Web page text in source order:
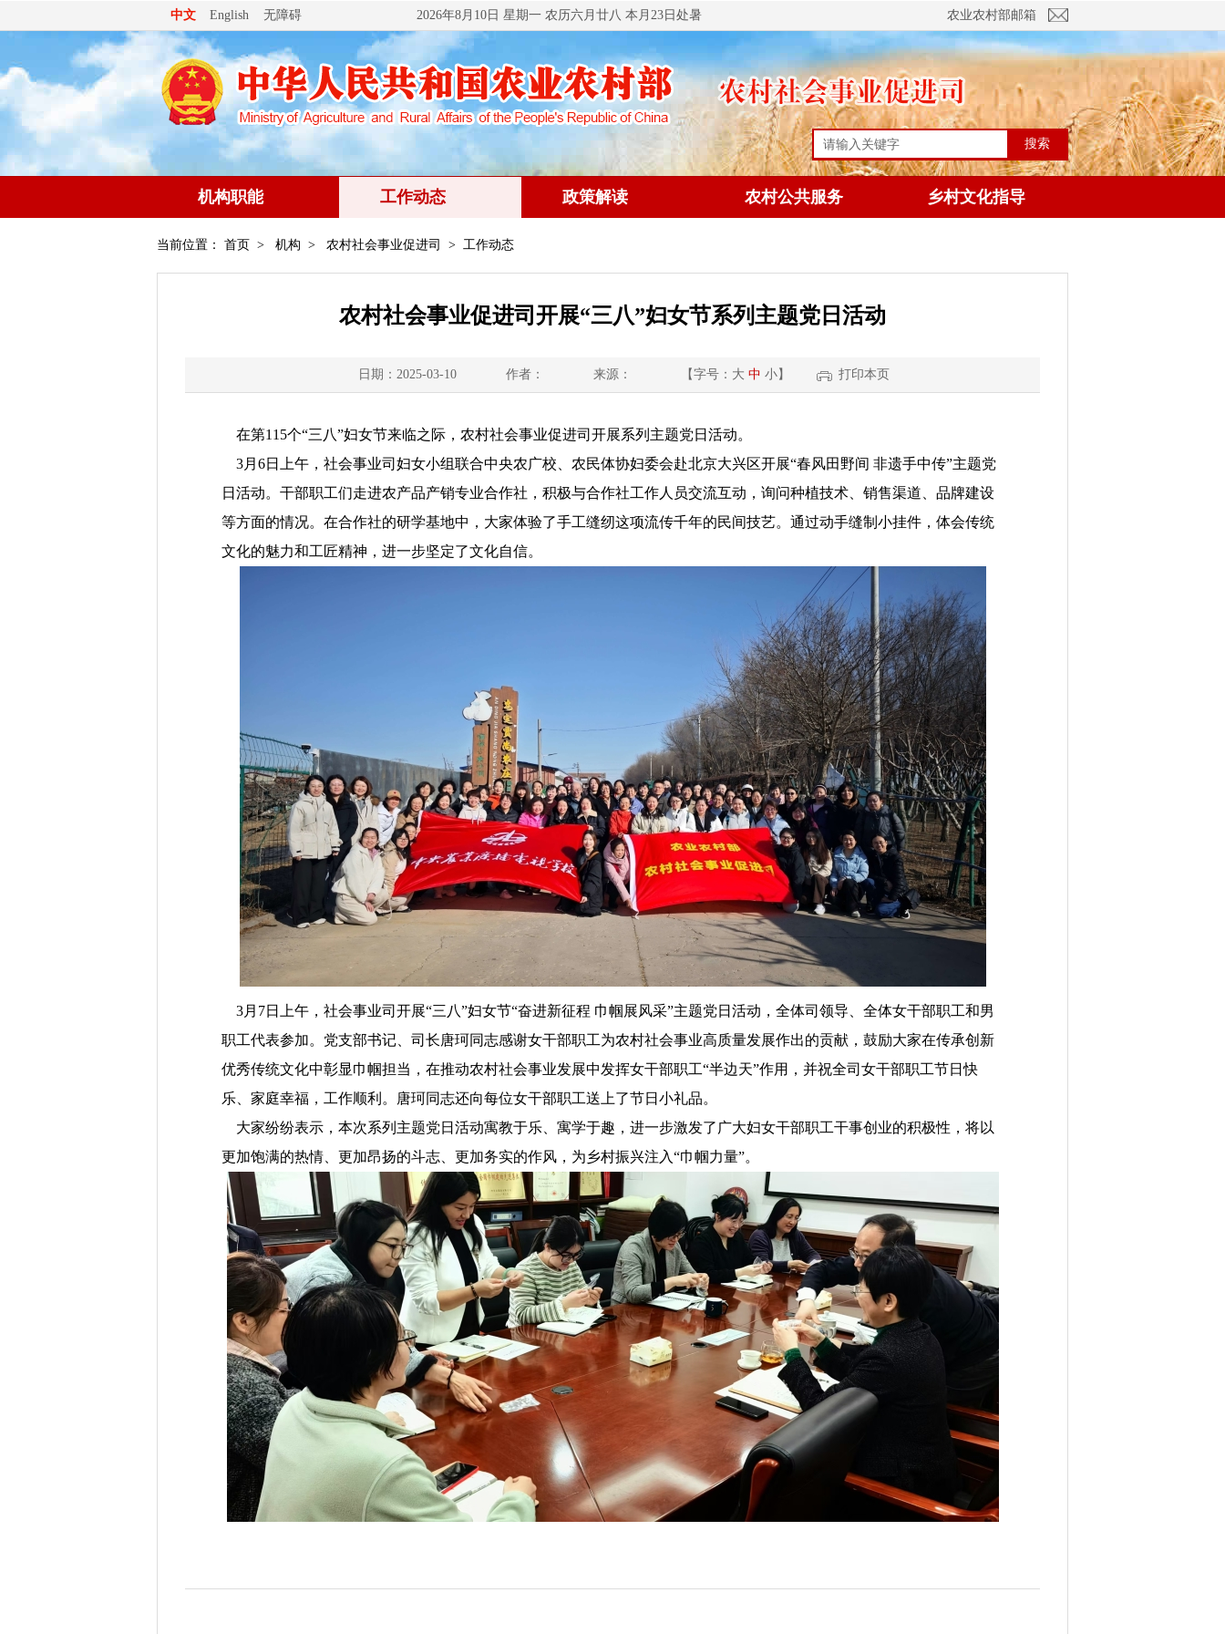
中文 English 无障碍 2026年8月10日 星期一 农历六月廿八 本月23日处暑 农业农村部邮箱
搜索
机构职能 工作动态 政策解读 农村公共服务 乡村文化指导
当前位置： 首页 > 机构 > 农村社会事业促进司 > 工作动态
农村社会事业促进司开展“三八”妇女节系列主题党日活动
日期：2025-03-10 作者： 来源： 【字号： 大 中 小】 打印本页
在第115个“三八”妇女节来临之际，农村社会事业促进司开展系列主题党日活动。
3月 6日 上午 ， 社会事业司妇女小组联合中央农广校、农民体协妇委会赴北京大兴区开展“春风田野间 非遗手中传”主题党
日活动。干部职工们走进农产品产销专业合作社，积极与合作社工作人员交流互动，询问种植技术、销售渠道、品牌建设
等方面的情况。在合作社的研学基地中，大家体验了手工缝纫这项流传千年的民间技艺。通过动手缝制小挂件，体会传统
文化的魅力和工匠精神，进一步坚定了文化自信。
3月 7日 上午 ， 社会事业司开展“三八”妇女节“奋进新征程 巾帼展风采”主题党日活动，全体司领导、全体女干部职工和男
职工代表参加。党支部书记、司长唐珂同志感谢女干部职工为农村社会事业高质量发展作出的贡献，鼓励大家在传承创新
优秀传统文化中彰显巾帼担当，在推动农村社会事业发展中发挥女干部职工“半边天”作用，并祝全司女干部职工节日快
乐、家庭幸福，工作顺利。唐珂同志还向每位女干部职工送上了节日小礼品。
大家纷纷表示，本次系列主题党日活动寓教于乐、寓学于趣，进一步激发了广大妇女干部职工干事创业的积极性，将以
更加饱满的热情、更加昂扬的斗志、更加务实的作风，为乡村振兴注入“巾帼力量”。